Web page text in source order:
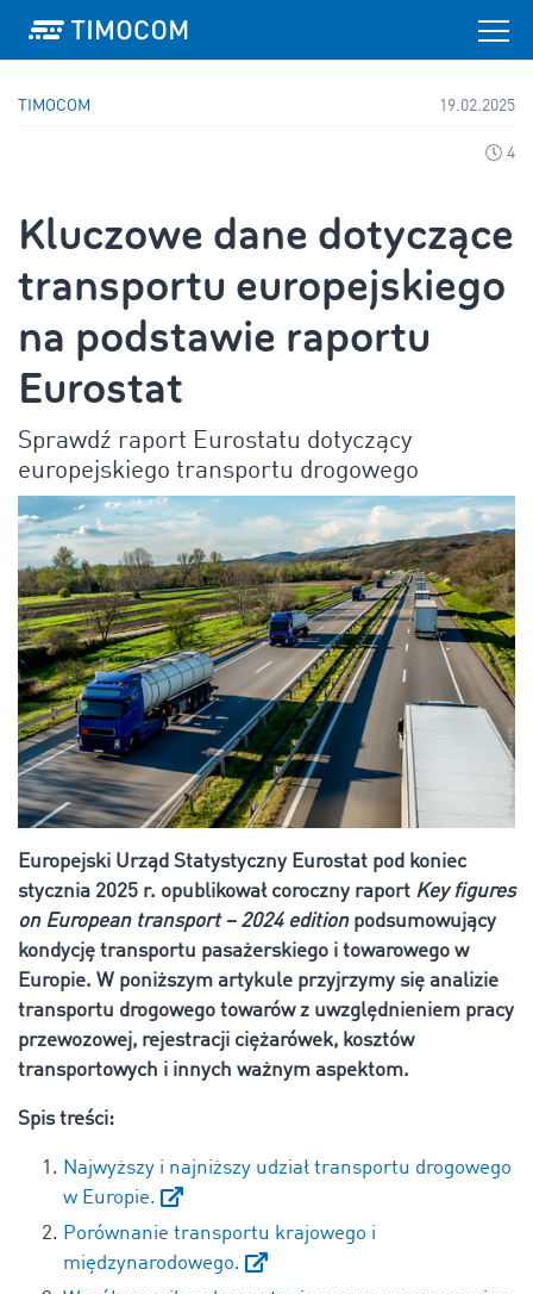
TIMOCOM 19.02.2025
4
Kluczowe dane dotyczące
transportu europejskiego
na podstawie raportu
Eurostat
Sprawdź raport Eurostatu dotyczący
europejskiego transportu drogowego
Europejski Urząd Statystyczny Eurostat pod koniec
stycznia 2025 r. opublikował coroczny raport Key figures
on European transport – 2024 editionpodsumowujący
kondycję transportu pasażerskiego i towarowego w
Europie. W poniższym artykule przyjrzymy się analizie
transportu drogowego towarów z uwzględnieniem pracy
przewozowej, rejestracji ciężarówek, kosztów
transportowych i innych ważnym aspektom.
Spis treści:
Najwyższy i najniższy udział transportu drogowego
w Europie.
Porównanie transportu krajowego i
międzynarodowego.